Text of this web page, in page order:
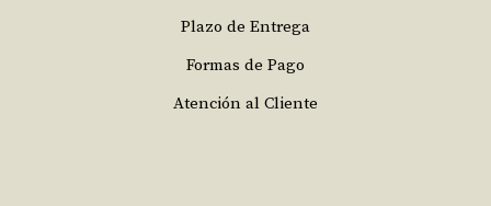
Plazo de Entrega
Formas de Pago
Atención al Cliente